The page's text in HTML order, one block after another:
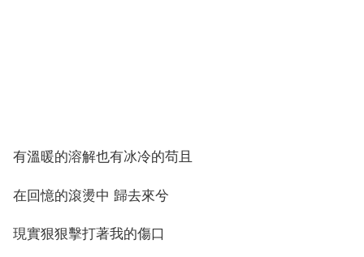
有溫暖的溶解也有冰冷的苟且
在回憶的滾燙中 歸去來兮
現實狠狠擊打著我的傷口